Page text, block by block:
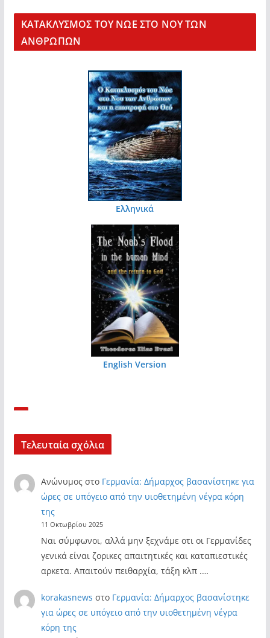
KΑΤΑΚΛΥΣΜΟΣ ΤΟΥ ΝΩΕ ΣΤΟ ΝΟΥ ΤΩΝ
ΑΝΘΡΩΠΩΝ
Ελληνικά
English Version
Τελευταία σχόλια
Ανώνυμος στο Γερμανία: Δήμαρχος βασανίστηκε για
ώρες σε υπόγειο από την υιοθετημένη νέγρα κόρη
της
11 Οκτωβρίου 2025
Ναι σύμφωνοι, αλλά μην ξεχνάμε οτι οι Γερμανίδες
γενικά είναι ζορικες απαιτητικές και καταπιεστικές
αρκετα. Απαιτούν πειθαρχία, τάξη κλπ .…
korakasnews στο Γερμανία: Δήμαρχος βασανίστηκε
για ώρες σε υπόγειο από την υιοθετημένη νέγρα
κόρη της